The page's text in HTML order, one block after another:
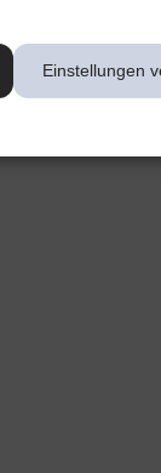
Einstellungen